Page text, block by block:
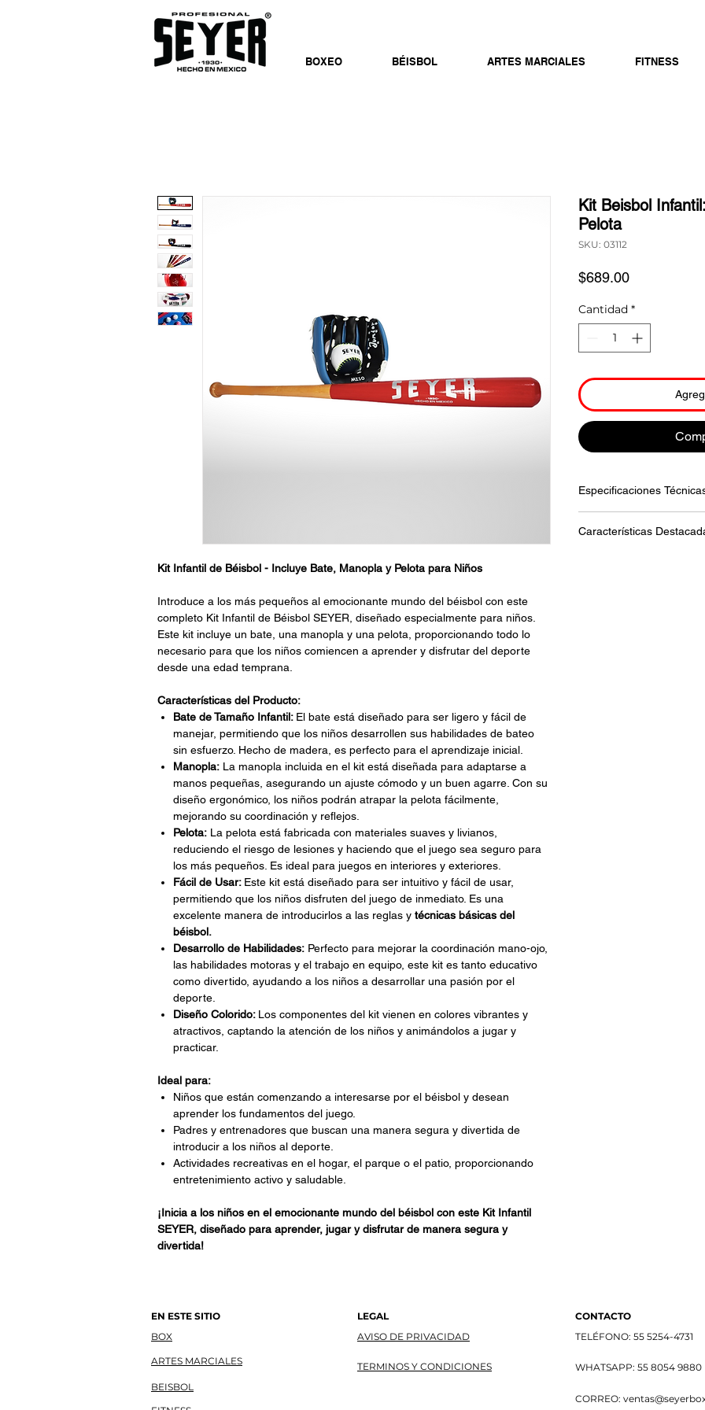
BOXEO BÉISBOL ARTES MARCIALES FITNESS
Kit Infantil de Béisbol - Incluye Bate, Manopla y Pelota para Niños
Introduce a los más pequeños al emocionante mundo del béisbol con este
completo Kit Infantil de Béisbol SEYER, diseñado especialmente para niños.
Este kit incluye un bate, una manopla y una pelota, proporcionando todo lo
necesario para que los niños comiencen a aprender y disfrutar del deporte
desde una edad temprana.
Características del Producto:
Bate de Tamaño Infantil: El bate está diseñado para ser ligero y fácil de
manejar, permitiendo que los niños desarrollen sus habilidades de bateo
sin esfuerzo. Hecho de madera, es perfecto para el aprendizaje inicial.
Manopla: La manopla incluida en el kit está diseñada para adaptarse a
manos pequeñas, asegurando un ajuste cómodo y un buen agarre. Con su
diseño ergonómico, los niños podrán atrapar la pelota fácilmente,
mejorando su coordinación y reflejos.
Pelota: La pelota está fabricada con materiales suaves y livianos,
reduciendo el riesgo de lesiones y haciendo que el juego sea seguro para
los más pequeños. Es ideal para juegos en interiores y exteriores.
Fácil de Usar: Este kit está diseñado para ser intuitivo y fácil de usar,
permitiendo que los niños disfruten del juego de inmediato. Es una
excelente manera de introducirlos a las reglas y técnicas básicas del
béisbol.
Desarrollo de Habilidades: Perfecto para mejorar la coordinación mano-ojo,
las habilidades motoras y el trabajo en equipo, este kit es tanto educativo
como divertido, ayudando a los niños a desarrollar una pasión por el
deporte.
Diseño Colorido: Los componentes del kit vienen en colores vibrantes y
atractivos, captando la atención de los niños y animándolos a jugar y
practicar.
Ideal para:
Niños que están comenzando a interesarse por el béisbol y desean
aprender los fundamentos del juego.
Padres y entrenadores que buscan una manera segura y divertida de
introducir a los niños al deporte.
Actividades recreativas en el hogar, el parque o el patio, proporcionando
entretenimiento activo y saludable.
¡Inicia a los niños en el emocionante mundo del béisbol con este Kit Infantil
SEYER, diseñado para aprender, jugar y disfrutar de manera segura y
divertida!
Kit Beisbol
Pelota
SKU: 03112
$689.00Precio
Cantidad *
Especificaciones
Color: varios y
Características
EN ESTE SITIO
BOX
ARTES MARCIALES
BEISBOL
LEGAL
AVISO DE PRIVACIDAD
TERMINOS Y CONDICIONES
CONTACTO
TELÉFONO: 55 5254-4731
WHATSAPP: 55 8054 9880
CORREO: